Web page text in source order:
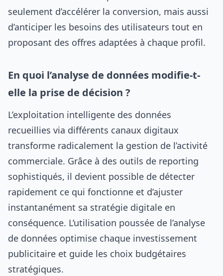
seulement d’accélérer la conversion, mais aussi
d’anticiper les besoins des utilisateurs tout en
proposant des offres adaptées à chaque profil.
En quoi l’analyse de données modifie-t-
elle la prise de décision ?
L’exploitation intelligente des données
recueillies via différents canaux digitaux
transforme radicalement la gestion de l’activité
commerciale. Grâce à des outils de reporting
sophistiqués, il devient possible de détecter
rapidement ce qui fonctionne et d’ajuster
instantanément sa stratégie digitale en
conséquence. L’utilisation poussée de l’analyse
de données optimise chaque investissement
publicitaire et guide les choix budgétaires
stratégiques.